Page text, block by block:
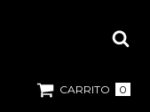
CARRITO 0
Puerta Modelo 42